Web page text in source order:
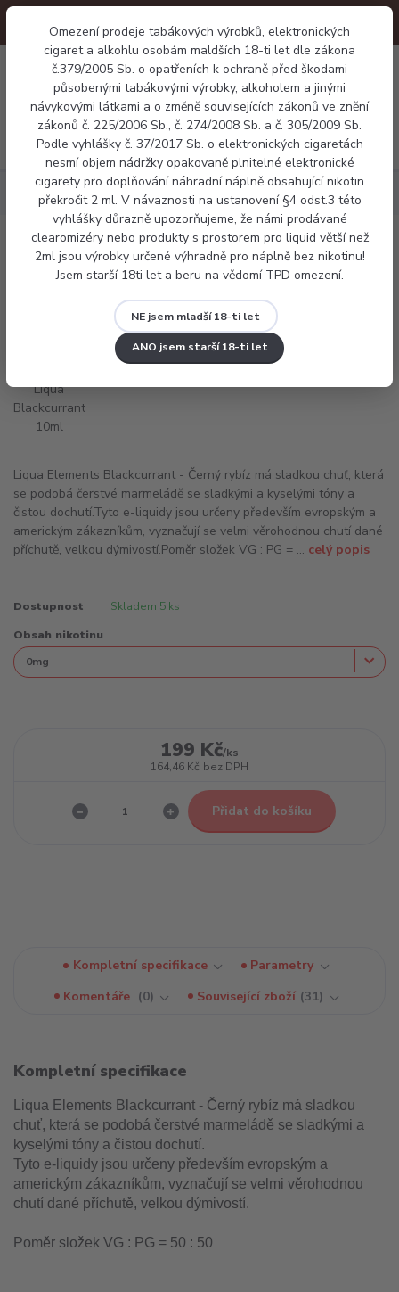
Omezení prodeje tabákových výrobků, elektronických
cigaret a alkohlu osobám maldších 18-ti let dle zákona
č.379/2005 Sb. o opatřeních k ochraně před škodami
působenými tabákovými výrobky, alkoholem a jinými
návykovými látkami a o změně souvisejících zákonů ve znění
zákonů č. 225/2006 Sb., č. 274/2008 Sb. a č. 305/2009 Sb.
Podle vyhlášky č. 37/2017 Sb. o elektronických cigaretách
nesmí objem nádržky opakovaně plnitelné elektronické
cigarety pro doplňování náhradní náplně obsahující nikotin
překročit 2 ml. V návaznosti na ustanovení §4 odst.3 této
vyhlášky důrazně upozorňujeme, že námi prodávané
clearomizéry nebo produkty s prostorem pro liquid větší než
2ml jsou výrobky určené výhradně pro náplně bez nikotinu!
Jsem starší 18ti let a beru na vědomí TPD omezení.
NE jsem mladší 18-ti let
ANO jsem starší 18-ti let
Menu
0 Kč
Náplně E-liquid Liqua Blackcurrant 10ml
E-liquid Liqua Blackcurrant 10ml
Liqua Elements Blackcurrant - Černý rybíz má sladkou chuť, která
se podobá čerstvé marmeládě se sladkými a kyselými tóny a
čistou dochutí.Tyto e-liquidy jsou určeny především evropským a
americkým zákazníkům, vyznačují se velmi věrohodnou chutí dané
příchutě, velkou dýmivostí.Poměr složek VG : PG = ... celý popis
Dostupnost Skladem 5 ks
Obsah nikotinu
199 Kč/ks
164,46 Kč bez DPH
Přidat do košíku
Kompletní specifikace
Parametry
Komentáře
0 Související zboží 31
Kompletní specifikace
Liqua Elements Blackcurrant - Černý rybíz má sladkou
chuť, která se podobá čerstvé marmeládě se sladkými a
kyselými tóny a čistou dochutí.
Tyto e-liquidy jsou určeny především evropským a
americkým zákazníkům, vyznačují se velmi věrohodnou
chutí dané příchutě, velkou dýmivostí.
Poměr složek VG : PG = 50 : 50